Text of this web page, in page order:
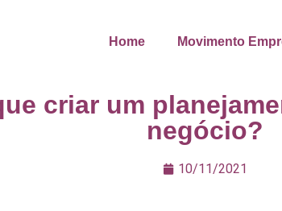
Home Movimento
criar um
negócio?
10/11/2021